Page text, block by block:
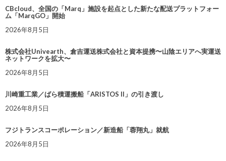
CBcloud、全国の「Marq」施設を起点とした新たな配送プラットフォー
ム「MarqGO」開始
2026年8月5日
株式会社Univearth、倉吉運送株式会社と資本提携〜山陰エリアへ実運送
ネットワークを拡大〜
2026年8月5日
川崎重工業／ばら積運搬船「ARISTOS II」の引き渡し
2026年8月5日
フジトランスコーポレーション／新造船「蓉翔丸」就航
2026年8月5日